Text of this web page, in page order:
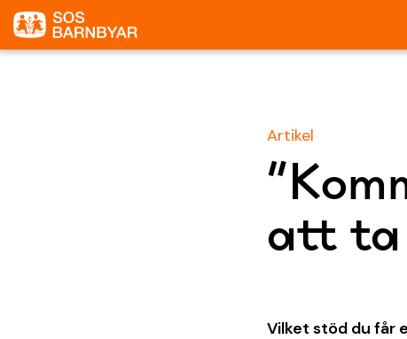
Artikel
att ta
Vilket stöd du får